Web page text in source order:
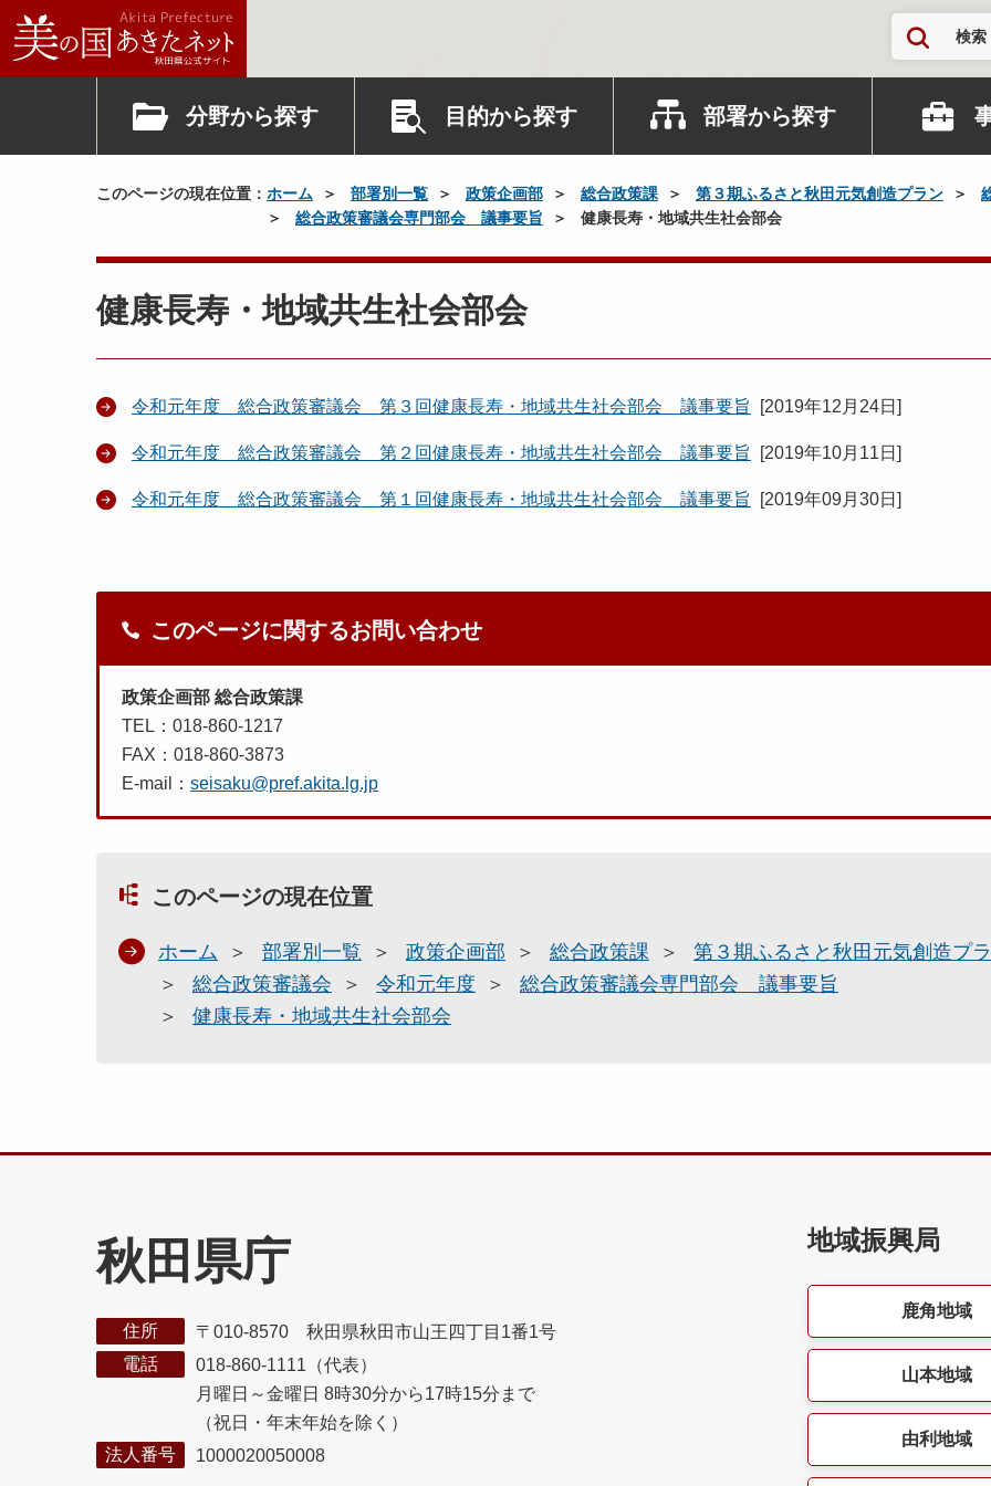
検索
分野から探す 目的から探す 部署から探す
このページの現在位置： ホーム 部署別一覧 政策企画部 総合政策課 第３期ふるさと秋田元気創造プラン
総合政策審議会専門部会 議事要旨
健康長寿・地域共生社会部会
健康長寿・地域共生社会部会
令和元年度 総合政策審議会 第３回健康長寿・地域共生社会部会 議事要旨 [2019年12月24日 ]
令和元年度 総合政策審議会 第２回健康長寿・地域共生社会部会 議事要旨 [2019年10月11日 ]
令和元年度 総合政策審議会 第１回健康長寿・地域共生社会部会 議事要旨 [2019年09月30日 ]
このページに関するお問い合わせ
政策企画部 総合政策課
TEL：018-860-1217
FAX：018-860-3873
E-mail： seisaku@pref.akita.lg.jp
このページの現在位置
ホーム 部署別一覧 政策企画部 総合政策課
第３期ふるさと秋田元気創造プ
総合政策審議会
令和元年度
総合政策審議会専門部会 議事要旨
健康長寿・地域共生社会部会
秋田県庁
住所
〒010-8570 秋田県秋田市山王四丁目1番1号
電話
018-860-1111（代表）
月曜日～金曜日 8時30分から17時15分まで
（祝日・年末年始を除く）
法人番号
1000020050008
地域振興局
鹿角地域
山本地域
由利地域